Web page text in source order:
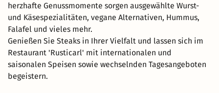
herzhafte Genussmomente sorgen ausgewählte Wurst-
und Käsespezialitäten, vegane Alternativen, Hummus,
Falafel und vieles mehr.
Genießen Sie Steaks in Ihrer Vielfalt und lassen sich im
Restaurant 'Rusticarl' mit internationalen und
saisonalen Speisen sowie wechselnden Tagesangeboten
begeistern.